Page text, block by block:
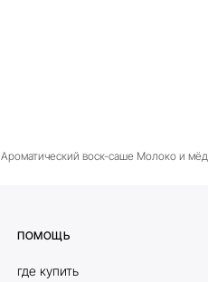
Ароматический воск-саше Молоко и мёд
ПОМОЩЬ
где купить